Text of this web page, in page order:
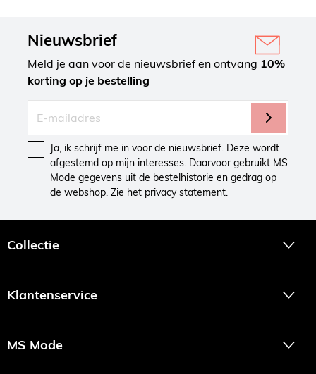
Nieuwsbrief
Meld je aan voor de nieuwsbrief en ontvang 10%
korting op je bestelling
Ja, ik schrijf me in voor de nieuwsbrief. Deze wordt
afgestemd op mijn interesses. Daarvoor gebruikt MS
Mode gegevens uit de bestelhistorie en gedrag op
de webshop. Zie het privacy statement.
Collectie
Klantenservice
MS Mode